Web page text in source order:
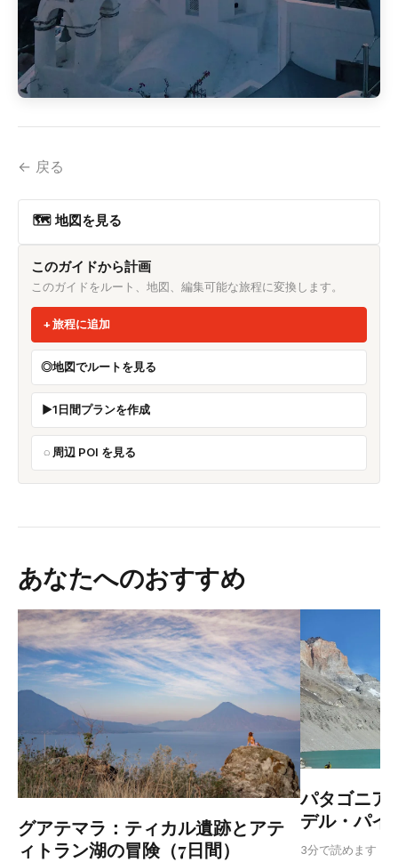
← 戻る
🗺 地図を見る
このガイドから計画
このガイドをルート、地図、編集可能な旅程に変換します。
旅程に追加
地図でルートを見る
1日間プランを作成
周辺 POI を見る
あなたへのおすすめ
グアテマラ：ティカル遺跡とアテ
ィトラン湖の冒険（7日間）
パタゴニア
デル・パイ
3分で読めます